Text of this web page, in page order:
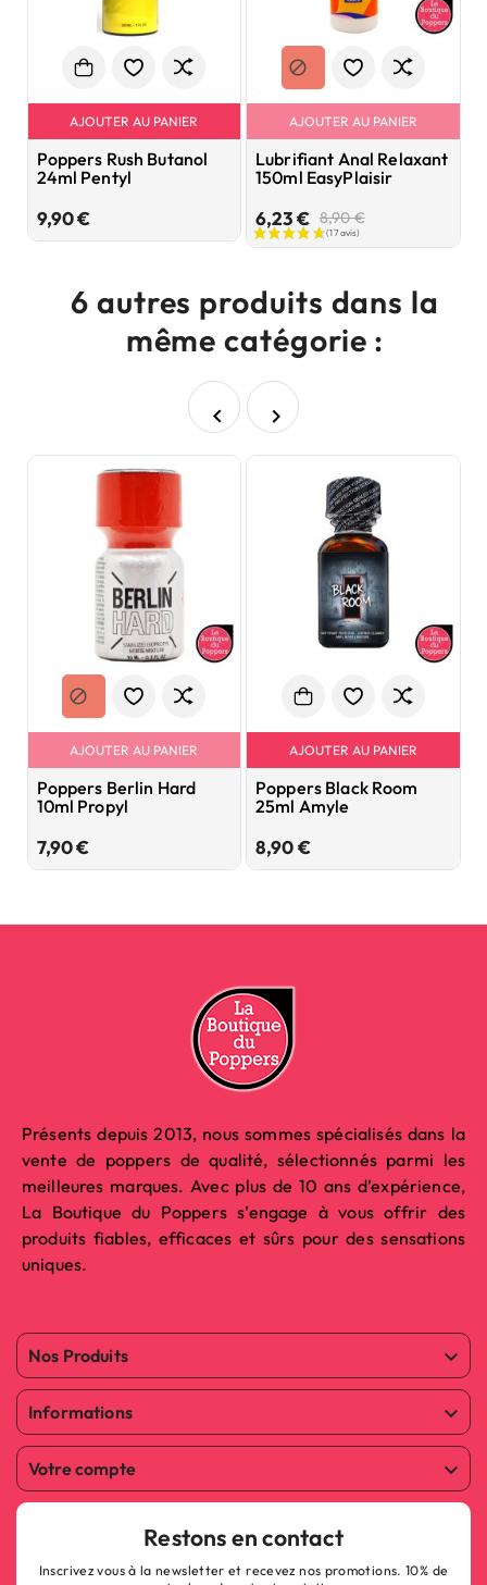
AJOUTER AU PANIER
Poppers Rush Butanol
24ml Pentyl
9,90 €Prix
AJOUTER AU PANIER
Lubrifiant Anal Relaxant
150ml EasyPlaisir
6,23 € 8,90 €
base
6 autres produits dans la
même catégorie :
 
AJOUTER AU PANIER
Poppers Berlin Hard
10ml Propyl
7,90 €Prix
AJOUTER AU PANIER
Poppers Black Room
25ml Amyle
8,90 €Prix
Présents depuis 2013, nous sommes spécialisés dans la
vente de poppers de qualité, sélectionnés parmi les
meilleures marques. Avec plus de 10 ans d’expérience,
La Boutique du Poppers s’engage à vous offrir des
produits fiables, efficaces et sûrs pour des sensations
uniques.
Nos Produits 
Informations 
Votre compte 
Restons en contact
Inscrivez vous à la newsletter et recevez nos promotions. 10% de